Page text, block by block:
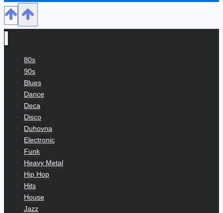
80s
90s
Blues
Dance
Deca
Disco
Duhovna
Electronic
Funk
Heavy Metal
Hip Hop
Hits
House
Jazz